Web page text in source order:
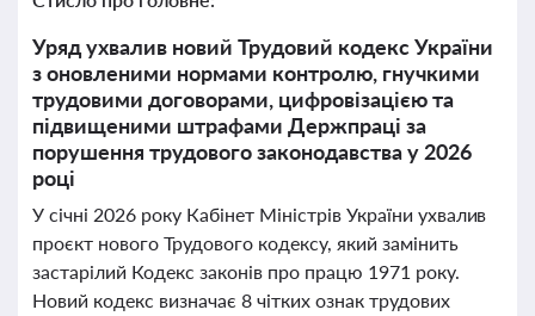
Уряд ухвалив новий Трудовий кодекс України
з оновленими нормами контролю, гнучкими
трудовими договорами, цифровізацією та
підвищеними штрафами Держпраці за
порушення трудового законодавства у 2026
році
У січні 2026 року Кабінет Міністрів України ухвалив
проєкт нового Трудового кодексу, який замінить
застарілий Кодекс законів про працю 1971 року.
Новий кодекс визначає 8 чітких ознак трудових